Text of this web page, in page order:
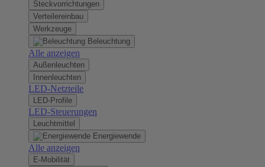
Steckvorrichtungen
Verteilereinbau
Werkzeuge
Beleuchtung
Alle anzeigen
Außenleuchten
Innenleuchten
LED-Netzteile
LED-Profile
LED-Steuerungen
Leuchtmittel
Energiewende
Alle anzeigen
E-Mobilität